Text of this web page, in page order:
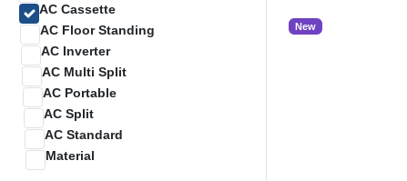
AC Cassette
AC Floor Standing
AC Inverter
AC Multi Split
AC Portable
AC Split
AC Standard
Material
New